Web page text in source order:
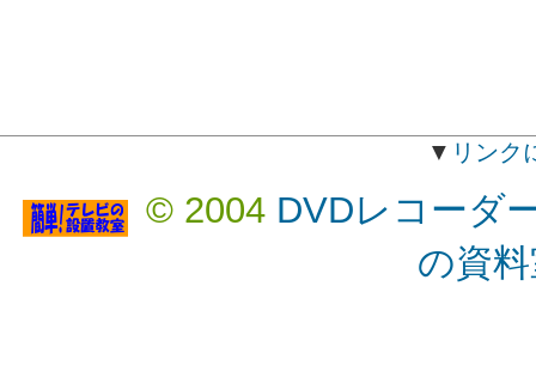
▼ リンク
© 2004 DVDレコーダ
の資